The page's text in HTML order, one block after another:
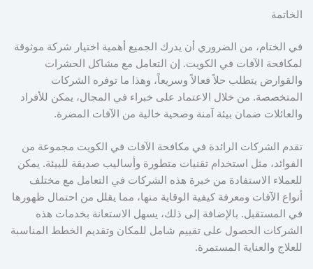
الخاتمة
في الختام، من الضروري أن يدرك الجميع أهمية اختيار شركة موثوقة
لمكافحة الآفات في الكويت. إن التعامل مع مشاكل الحشرات
والقوارض يتطلب حلاً فعالاً وسريعاً، وهذا ما توفره الشركات
المتخصصة. من خلال الاعتماد على خبراء في المجال، يمكن للأفراد
والعائلات ضمان بيئة آمنة وصحية خالية من الآفات المضرة.
تقدم الشركات الرائدة في مكافحة الآفات في الكويت مجموعة من
الفوائد، مثل استخدام تقنيات متطورة وأساليب صديقة للبيئة. يمكن
للعملاء الاستفادة من خبرة هذه الشركات في التعامل مع مختلف
أنواع الآفات ومعرفة كيفية الوقاية منها، مما يقلل من احتمال ظهورها
في المستقبل. بالإضافة إلى ذلك، يسهل الاستعانة بخدمات هذه
الشركات الحصول على تقييم شامل للمكان وتقديم الخطط المناسبة
للعلاج والعناية المستمرة.